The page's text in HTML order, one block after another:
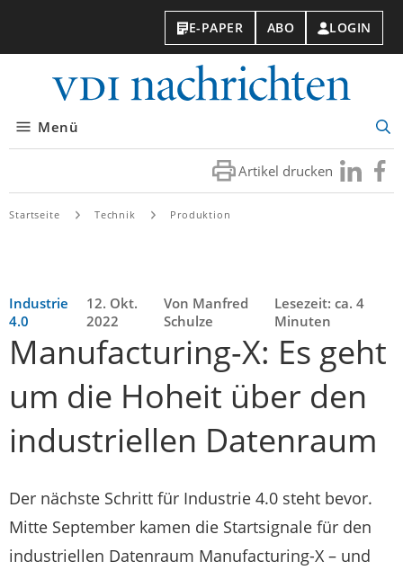
E-PAPER ABO LOGIN
Menü
Artikel drucken Besuchen
Sie
Sie
Startseite Technik Produktion
Industrie
4.0
12. Okt.
2022
Von Manfred
Schulze
Lesezeit: ca. 4
Minuten
Manufacturing-X: Es geht
um die Hoheit über den
industriellen Datenraum
Der nächste Schritt für Industrie 4.0 steht bevor.
Mitte September kamen die Startsignale für den
industriellen Datenraum Manufacturing-X – und